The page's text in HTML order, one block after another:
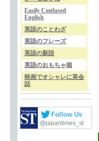
Easily Confused
English
英語のことわざ
英語のフレーズ
英語の新語
英語のおもちゃ箱
映画でオシャレに英会
話
Follow Us
@japantimes_st